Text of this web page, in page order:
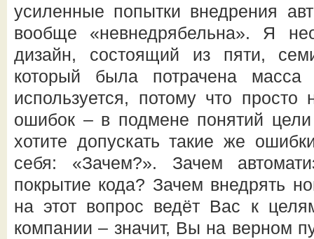
усиленные попытки внедрения
вообще «невнедрябельна». Я
дизайн, состоящий из пяти,
который была потрачена
используется, потому что
ошибок – в подмене понятий
хотите допускать такие же
себя: «Зачем?». Зачем
покрытие кода? Зачем внедрять
на этот вопрос ведёт Вас к
компании – значит, Вы на верном